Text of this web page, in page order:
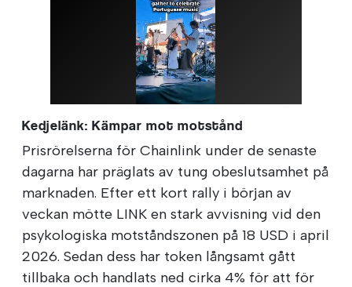
Kedjelänk: Kämpar mot motstånd
Prisrörelserna för Chainlink under de senaste
dagarna har präglats av tung obeslutsamhet på
marknaden. Efter ett kort rally i början av
veckan mötte LINK en stark avvisning vid den
psykologiska motståndszonen på 18 USD i april
2026. Sedan dess har token långsamt gått
tillbaka och handlats ned cirka 4% för att för